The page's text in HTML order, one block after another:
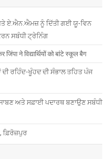
ਏ.ਐਨ.ਐਮਜ਼ ਨੂੰ ਦਿੱਤੀ ਗਈ ਯੂ-ਵਿਨ
ਸਬੰਧੀ ਟ੍ਰੇਨਿੰਗ
ने विद्यार्थियों को बांटे स्कूल बैग
ਰਹਿੰਦ-ਖੂੰਹਦ ਦੀ ਸੰਭਾਲ ਤਹਿਤ ਪੰਜ
ਅਤੇ ਸਫ਼ਾਈ ਪਦਾਰਥ ਬਣਾਉਣ ਸਬੰਧੀ
ਫ਼ਿਰੋਜ਼ਪੁਰ